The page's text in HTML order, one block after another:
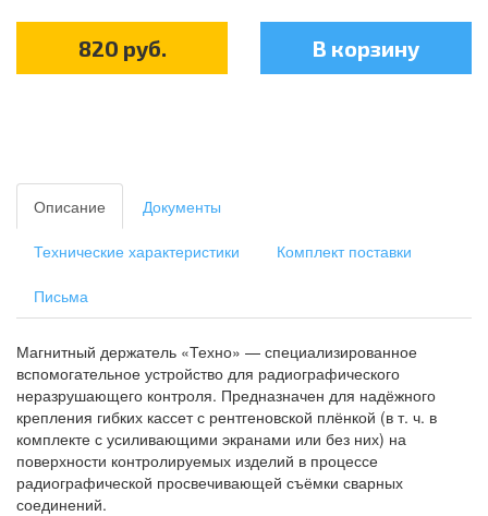
820 руб. В корзину
Описание Документы
Технические характеристики Комплект поставки
Письма
Магнитный держатель «Техно» — специализированное
вспомогательное устройство для радиографического
неразрушающего контроля. Предназначен для надёжного
крепления гибких кассет с рентгеновской плёнкой (в т. ч. в
комплекте с усиливающими экранами или без них) на
поверхности контролируемых изделий в процессе
радиографической просвечивающей съёмки сварных
соединений.